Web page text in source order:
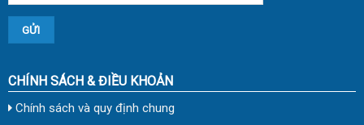
CHÍNH SÁCH & ĐIỀU KHOẢN
Chính sách và quy định chung